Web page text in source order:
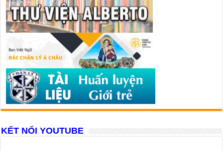
KẾT NỐI YOUTUBE